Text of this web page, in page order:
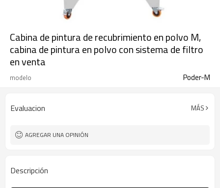
Cabina de pintura de recubrimiento en polvo M,
cabina de pintura en polvo con sistema de filtro
en venta
modelo Poder-M
Evaluacion MÁS
AGREGAR UNA OPINIÓN
Descripción